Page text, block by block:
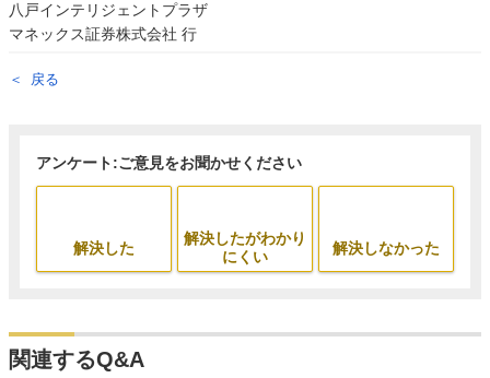
八戸インテリジェントプラザ
マネックス証券株式会社 行
戻る
アンケート:ご意見をお聞かせください
解決した
解決したがわかり
にくい
解決しなかった
関連するQ&A